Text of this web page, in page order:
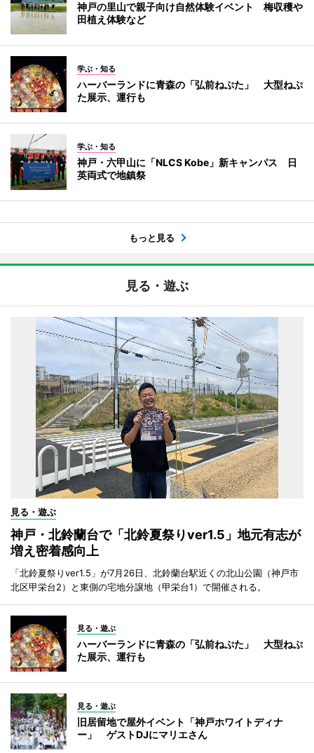
神戸の里山で親子向け自然体験イベント 梅収穫や
田植え体験など
学ぶ・知る
ハーバーランドに青森の「弘前ねぷた」 大型ねぷ
た展示、運行も
学ぶ・知る
神戸・六甲山に「NLCS Kobe」新キャンパス 日
英両式で地鎮祭
もっと見る
見る・遊ぶ
見る・遊ぶ
神戸・北鈴蘭台で「北鈴夏祭りver1.5」地元有志が
増え密着感向上
「北鈴夏祭りver1.5」が7月26日、北鈴蘭台駅近くの北山公園（神戸市
北区甲栄台2）と東側の宅地分譲地（甲栄台1）で開催される。
見る・遊ぶ
ハーバーランドに青森の「弘前ねぷた」 大型ねぷ
た展示、運行も
見る・遊ぶ
旧居留地で屋外イベント「神戸ホワイトディナ
ー」 ゲストDJにマリエさん